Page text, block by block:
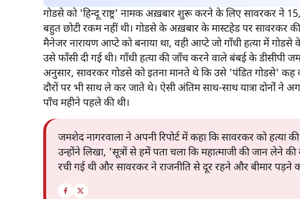
गोडसे को 'हिन्दू राष्ट्र' नामक अख़बार शुरू करने के लिए सावरकर ने
बहुत छोटी रकम नहीं थी। गोडसे के अख़बार के मास्टहेड पर सावरकर
मैनेजर नारायण आप्टे को बनाया था, वही आप्टे जो गाँधी हत्या में
उसे फाँसी दी गई थी। गाँधी हत्या की जाँच करने वाले बंबई के डीसीपी
अनुसार, सावरकर गोडसे को इतना मानते थे कि उसे 'पंडित गोडसे'
दौरों पर भी साथ ले कर जाते थे। ऐसी अंतिम साथ-साथ यात्रा दोनोंं ने
पाँच महीने पहले की थी।
जमशेद नागरवाला ने अपनी रिपोर्ट में कहा कि सावरकर को हत्या की
उन्होंने लिखा, 'सूत्रों से हमें पता चला कि महात्माजी की जान लेने
रची गई थी और सावरकर ने राजनीति से दूर रहने और बीमार पड़ने